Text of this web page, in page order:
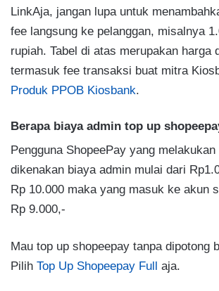
LinkAja, jangan lupa untuk
fee langsung ke pelanggan, misalnya
rupiah. Tabel di atas merupakan harga
termasuk fee transaksi buat mitra
Produk PPOB Kiosbank.
Berapa biaya admin top up
Pengguna ShopeePay yang
dikenakan biaya admin mulai dari
Rp 10.000 maka yang masuk ke akun
Rp 9.000,-
Mau top up shopeepay tanpa dipotong
Pilih Top Up Shopeepay Full aja.